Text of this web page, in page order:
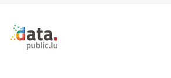
Retour à l'accueil de data.public.lu